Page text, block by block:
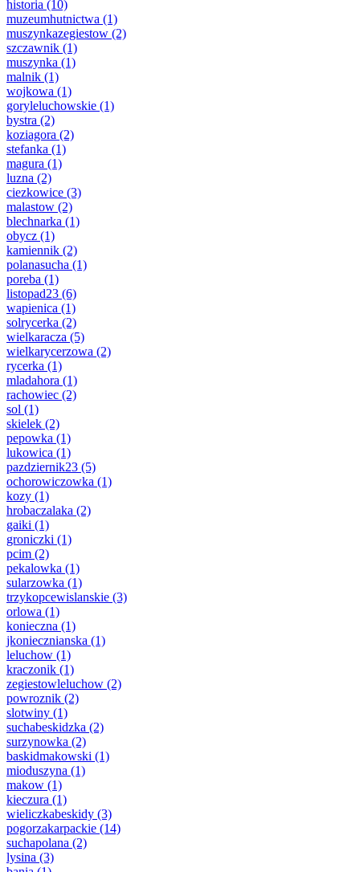
historia (10)
muzeumhutnictwa (1)
muszynkazegiestow (2)
szczawnik (1)
muszynka (1)
malnik (1)
wojkowa (1)
goryleluchowskie (1)
bystra (2)
koziagora (2)
stefanka (1)
magura (1)
luzna (2)
ciezkowice (3)
malastow (2)
blechnarka (1)
obycz (1)
kamiennik (2)
polanasucha (1)
poreba (1)
listopad23 (6)
wapienica (1)
solrycerka (2)
wielkaracza (5)
wielkarycerzowa (2)
rycerka (1)
mladahora (1)
rachowiec (2)
sol (1)
skielek (2)
pepowka (1)
lukowica (1)
pazdziernik23 (5)
ochorowiczowka (1)
kozy (1)
hrobaczalaka (2)
gaiki (1)
groniczki (1)
pcim (2)
pekalowka (1)
sularzowka (1)
trzykopcewislanskie (3)
orlowa (1)
konieczna (1)
jkoniecznianska (1)
leluchow (1)
kraczonik (1)
zegiestowleluchow (2)
powroznik (2)
slotwiny (1)
suchabeskidzka (2)
surzynowka (2)
baskidmakowski (1)
mioduszyna (1)
makow (1)
kieczura (1)
wieliczkabeskidy (3)
pogorzakarpackie (14)
suchapolana (2)
lysina (3)